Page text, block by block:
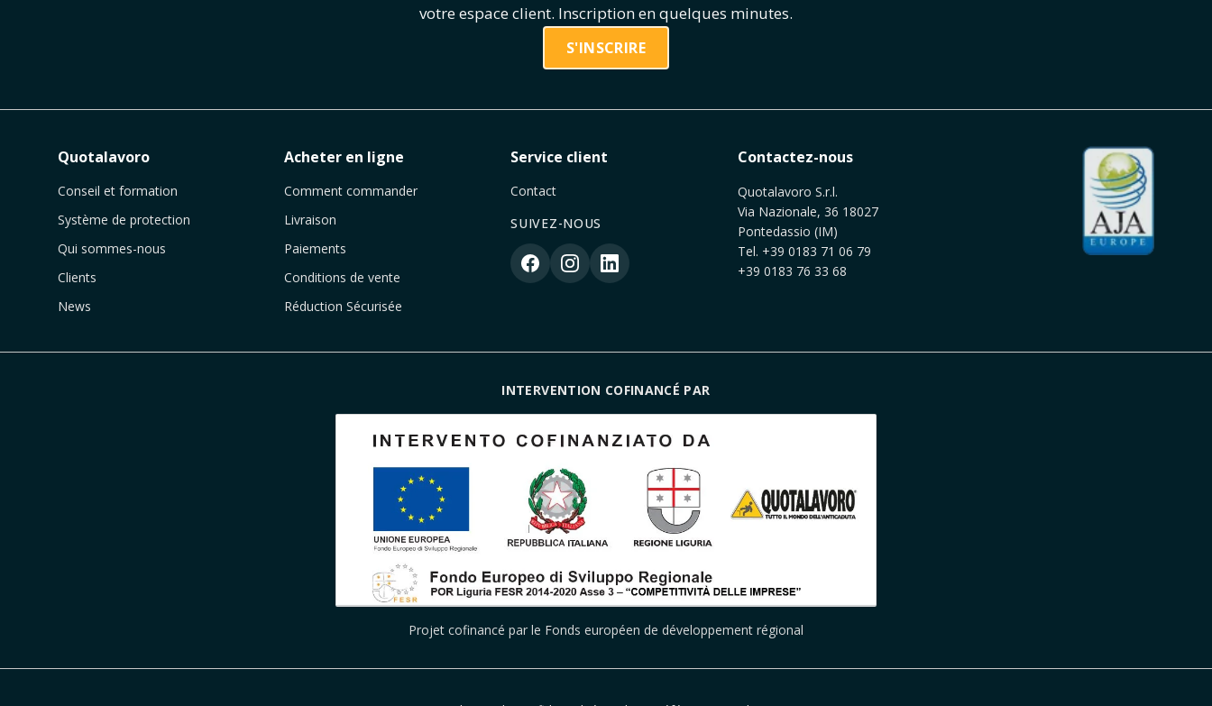
votre espace client. Inscription en quelques minutes.
S'INSCRIRE
Quotalavoro
Conseil et formation
Système de protection
Qui sommes-nous
Clients
News
Acheter en ligne
Comment commander
Livraison
Paiements
Conditions de vente
Réduction Sécurisée
Service client
Contact
SUIVEZ-NOUS
Contactez-nous
Quotalavoro S.r.l.
Via Nazionale, 36 18027
Pontedassio (IM)
Tel. +39 0183 71 06 79
+39 0183 76 33 68
INTERVENTION COFINANCÉ PAR
Projet cofinancé par le Fonds européen de développement régional